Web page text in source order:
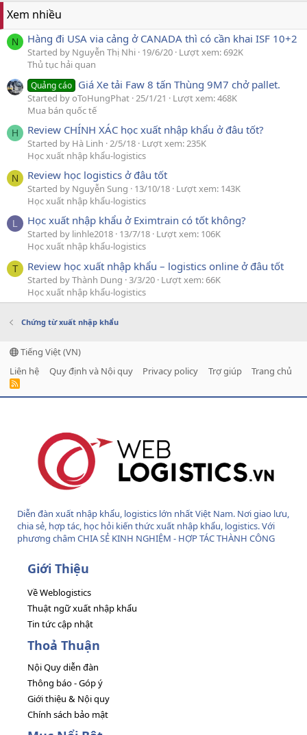
Xem nhiều
N Hàng đi USA via cảng ở CANADA thì có cần khai ISF 10+2
Started by Nguyễn Thị Nhi 19/6/20 Lượt xem: 692K
Thủ tục hải quan
Quảng cáo Giá Xe tải Faw 8 tấn Thùng 9M7 chở pallet.
Started by oToHungPhat 25/1/21
Lượt xem: 468K
Mua bán quốc tế
H Review CHÍNH XÁC học xuất nhập khẩu ở đâu tốt?
Started by Hà Linh 2/5/18 Lượt xem: 235K
Học xuất nhập khẩu-logistics
N Review học logistics ở đâu tốt
Started by Nguyễn Sung 13/10/18 Lượt xem: 143K
Học xuất nhập khẩu-logistics
L Học xuất nhập khẩu ở Eximtrain có tốt không?
Started by linhle2018 13/7/18 Lượt xem: 106K
Học xuất nhập khẩu-logistics
T Review học xuất nhập khẩu – logistics online ở đâu tốt
Started by Thành Dung 3/3/20 Lượt xem: 66K
Học xuất nhập khẩu-logistics
Chứng từ xuất nhập khẩu
Tiếng Việt (VN)
Liên hệ
Quy định và Nội quy Privacy policy Trợ giúp Trang chủ
R
Diễn đàn xuất nhập khẩu, logistics lớn nhất Việt Nam. Nơi giao lưu,
chia sẻ, hợp tác, học hỏi kiến thức xuất nhập khẩu, logistics. Với
phương châm CHIA SẺ KINH NGHIỆM - HỢP TÁC THÀNH CÔNG
Giới Thiệu
Về Weblogistics
Thuật ngữ xuất nhập khẩu
Tin tức cập nhật
Thoả Thuận
Nội Quy diễn đàn
Thông báo - Góp ý
Giới thiệu & Nội quy
Chính sách bảo mật